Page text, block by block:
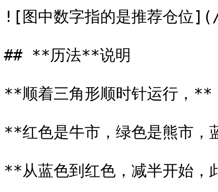
![图中数字指的是推荐仓位
## **历法**说明
**顺着三角形顺时针运行，**
**红色是牛市，绿色是熊市，
**从蓝色到红色，减半开始，